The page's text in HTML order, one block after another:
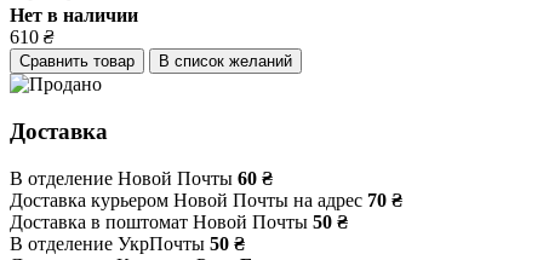
Нет в наличии
610 ₴
Сравнить товар В список желаний
Доставка
В отделение Новой Почты 60 ₴
Доставка курьером Новой Почты на адрес 70 ₴
Доставка в поштомат Новой Почты 50 ₴
В отделение УкрПочты 50 ₴